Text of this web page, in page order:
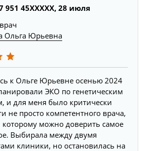
951 45XXXXX, 28 июля
Ольга Юрьевна
к Ольге Юрьевне осенью 2024
ЭКО по генетическим
и для меня было критически
не просто компетентного врача,
которому можно доверить самое
Выбирала между двумя
клиники, но остановилась на